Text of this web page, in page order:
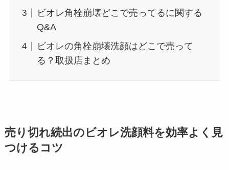
ビオレ角栓崩壊どこで売ってるに関する
Q&A
ビオレの角栓崩壊洗顔はどこで売って
る？取扱店まとめ
売り切れ続出のビオレ洗顔料を効率よく見
つけるコツ